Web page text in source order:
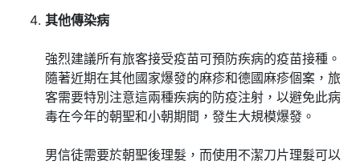
其他傳染病
強烈建議所有旅客接受疫苗可預防疾病的疫苗接種。
隨著近期在其他國家爆發的麻疹和德國麻疹個案，旅
客需要特別注意這兩種疾病的防疫注射，以避免此病
毒在今年的朝聖和小朝期間，發生大規模爆發。
男信徒需要於朝聖後理髮，而使用不潔刀片理髮可以